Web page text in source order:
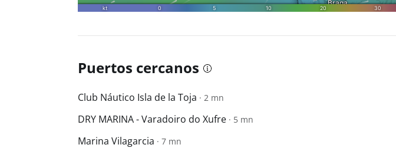
Puertos cercanos
Club Náutico Isla de la Toja · 2 mn
DRY MARINA - Varadoiro do Xufre · 5 mn
Marina Vilagarcia · 7 mn